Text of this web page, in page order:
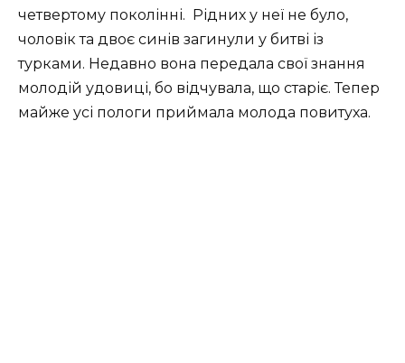
четвертому поколінні. Рідних у неї не було,
чоловік та двоє синів загинули у битві із
турками. Недавно вона передала свої знання
молодій удовиці, бо відчувала, що старіє. Тепер
майже усі пологи приймала молода повитуха.